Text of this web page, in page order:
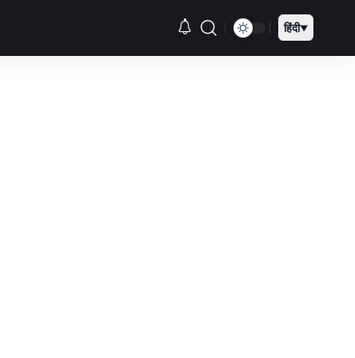
हिंदी▼